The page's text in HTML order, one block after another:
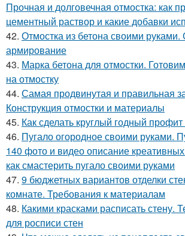
Прочная и долговечная отмостка: как
цементный раствор и какие добавки
42. Отмостка из бетона своими руками.
армирование
43. Марка бетона для отмостки.
на отмостку
44. Самая продвинутая и правильная
Конструкция отмостки и материалы
45. Как сделать круглый годный
46. Пугало огородное своими руками.
140 фото и видео описание
как смастерить пугало своими руками
47. 9 бюджетных вариантов отделки
комнате. Требования к материалам
48. Какими красками расписать стену.
для росписи стен